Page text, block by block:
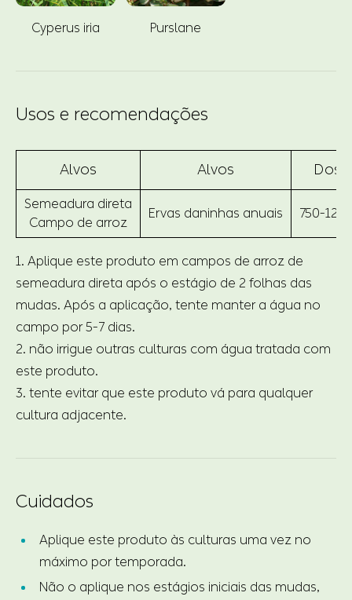
Cyperus iria Purslane
Usos e recomendações
Alvos Alvos
Semeadura direta
Campo de arroz
Ervas daninhas anuais 750-
1. Aplique este produto em campos de arroz de
semeadura direta após o estágio de 2 folhas das
mudas. Após a aplicação, tente manter a água no
campo por 5-7 dias.
2. não irrigue outras culturas com água tratada com
este produto.
3. tente evitar que este produto vá para qualquer
cultura adjacente.
Cuidados
Aplique este produto às culturas uma vez no
máximo por temporada.
Não o aplique nos estágios iniciais das mudas,